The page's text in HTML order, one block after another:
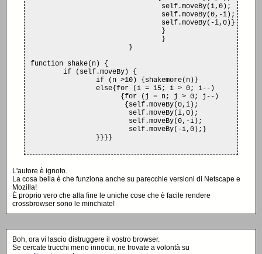
function shake(n) {
L'autore è ignoto.
La cosa bella è che funziona anche su parecchie versioni di Netscape e
Mozilla!
È proprio vero che alla fine le uniche cose che è facile rendere
crossbrowser sono le minchiate!
Boh, ora vi lascio distruggere il vostro browser.
Se cercate trucchi meno innocui, ne trovate a volontà su